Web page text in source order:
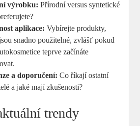
výrobku: Přírodní versus syntetické
aplikace: ⁣Vybírejte produkty,
‍snadno použitelné, zvlášť pokud
teprve ⁤začínáte
a doporučení: Co říkají ostatní‌
a jaké mají ⁤zkušenosti?
trendy